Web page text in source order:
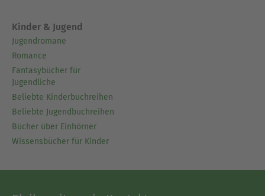
Kinder & Jugend
Jugendromane
Romance
Fantasybücher für
Jugendliche
Beliebte Kinderbuchreihen
Beliebte Jugendbuchreihen
Bücher über Einhörner
Wissensbücher für Kinder